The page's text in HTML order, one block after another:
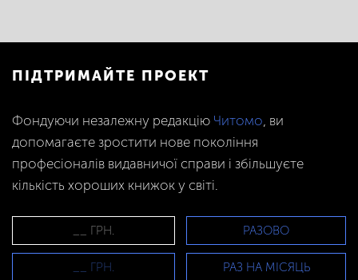
ПІДТРИМАЙТЕ ПРОЕКТ
Фондуючи незалежну редакцію Читомо, ви
допомагаєте зростити нове покоління
професіоналів видавничої справи і збільшуєте
кількість хороших книжок у світі.
РАЗОВО
РАЗ НА МІСЯЦЬ